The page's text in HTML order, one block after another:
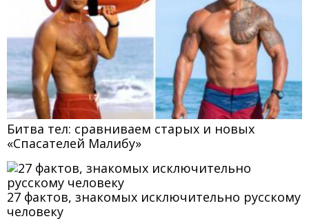
Битва тел: сравниваем старых и новых
«Спасателей Малибу»
27 фактов, знакомых исключительно русскому
человеку